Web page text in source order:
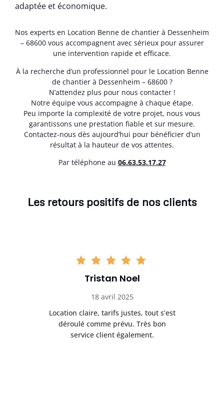
adaptée et économique.
Nos experts en Location Benne de chantier à Dessenheim
– 68600 vous accompagnent avec sérieux pour assurer
une intervention rapide et efficace.
À la recherche d’un professionnel pour le Location Benne
de chantier à Dessenheim – 68600 ?
N’attendez plus pour nous contacter !
Notre équipe vous accompagne à chaque étape.
Peu importe la complexité de votre projet, nous vous
garantissons une prestation fiable et sur mesure.
Contactez-nous dès aujourd’hui pour bénéficier d’un
résultat à la hauteur de vos attentes.
Par téléphone au 06.63.53.17.27
Les retours positifs de nos clients
Tristan Noel
18 avril 2025
Location claire, tarifs justes, tout s’est
déroulé comme prévu. Très bon
service client également.